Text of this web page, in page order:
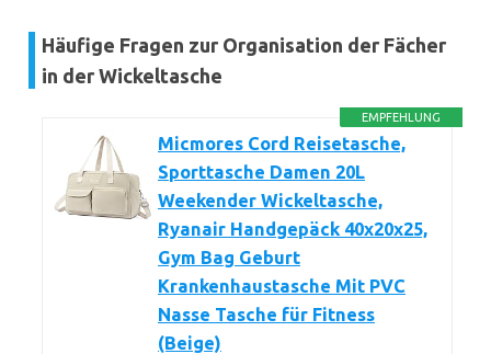
Häufige Fragen zur Organisation der Fächer
in der Wickeltasche
EMPFEHLUNG
Micmores Cord Reisetasche,
Sporttasche Damen 20L
Weekender Wickeltasche,
Ryanair Handgepäck 40x20x25,
Gym Bag Geburt
Krankenhaustasche Mit PVC
Nasse Tasche für Fitness
(Beige)